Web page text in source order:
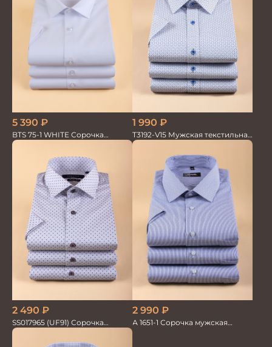
5 390 ₽
BTS 75-1 WHITE Сорочка
1 990 ₽
T3192-V15 Мужская текстильная
рубашка / Сорочка
2 490 ₽
SS017965 (UF91) Сорочка
мужская кор. рук. GROSTYLE
2 990 ₽
А 1651-1 Сорочка мужская